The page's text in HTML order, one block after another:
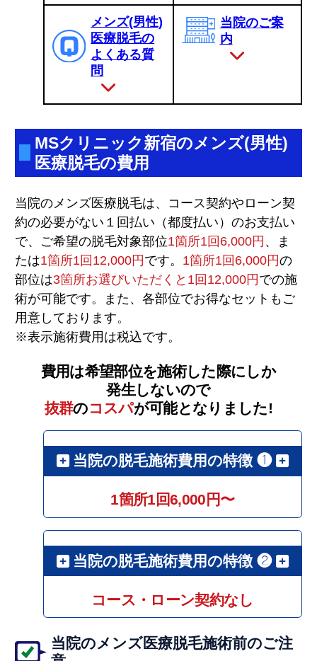
メンズ(男性)
医療脱毛の
よくある質
問
当院のご案
内
MSクリニック新宿のメンズ(男性)
医療脱毛の費用
当院のメンズ医療脱毛は、コース契約やローン契
約の必要がない１回払い（都度払い）のお支払い
で、ご希望の脱毛対象部位1箇所1回6,000円、ま
たは1箇所1回12,000円です。 1箇所1回6,000円の
部位は3箇所お選びいただくと1回12,000円での施
術が可能です。また、各部位でお得なセットもご
用意しております。
※表示施術費用は税込です。
費用は希望部位を施術した際にしか
発生しないので
抜群のコスパが可能となりました!
当院の脱毛施術費用の特徴 ❶
1箇所1回6,000円〜
当院の脱毛施術費用の特徴 ❷
コース・ローン契約なし
当院のメンズ医療脱毛施術前のご注